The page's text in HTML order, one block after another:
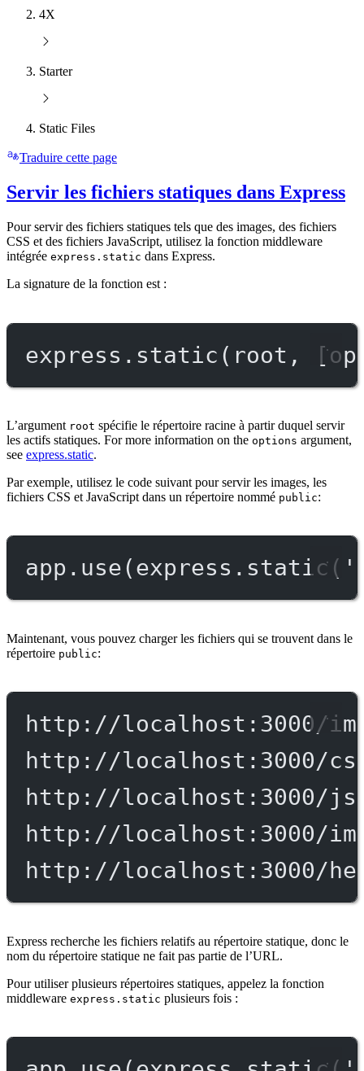
4X
Starter
Static Files
Traduire cette page
Servir les fichiers statiques dans Express
Pour servir des fichiers statiques tels que des images, des fichiers
CSS et des fichiers JavaScript, utilisez la fonction middleware
intégrée express.static dans Express.
La signature de la fonction est :
express. static (root,
L’argument root spécifie le répertoire racine à partir duquel servir
les actifs statiques. For more information on the options argument,
see express.static.
Par exemple, utilisez le code suivant pour servir les images, les
fichiers CSS et JavaScript dans un répertoire nommé public:
app. use(express. static (
Maintenant, vous pouvez charger les fichiers qui se trouvent dans le
répertoire public:
http://localhost:3000/
http://localhost:3000/
http://localhost:3000/
http://localhost:3000/
http://localhost:3000/
Express recherche les fichiers relatifs au répertoire statique, donc le
nom du répertoire statique ne fait pas partie de l’URL.
Pour utiliser plusieurs répertoires statiques, appelez la fonction
middleware express.static plusieurs fois :